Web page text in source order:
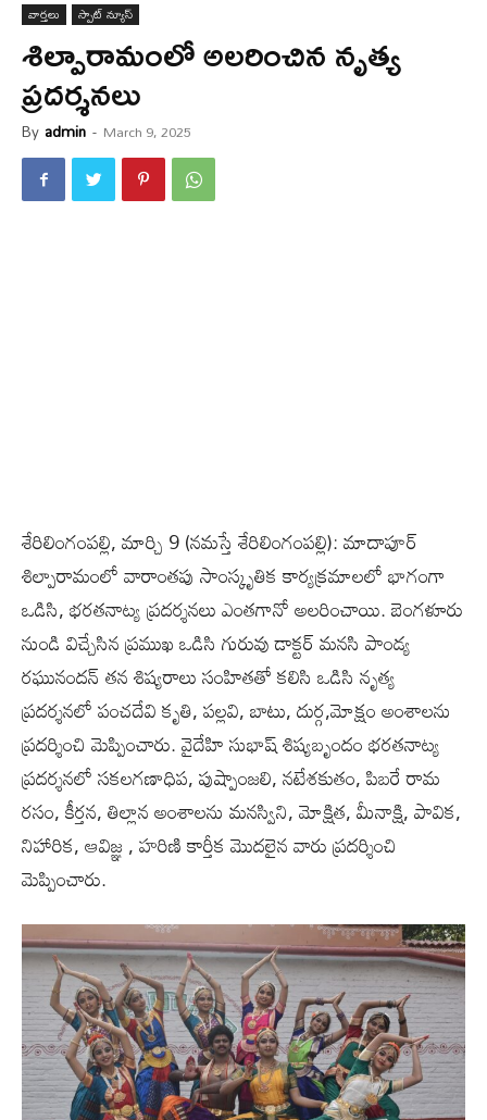
వార్త‌లు స్పాట్ న్యూస్
శిల్పారామంలో అల‌రించిన నృత్య
ప్ర‌ద‌ర్శ‌న‌లు
By admin - March 9, 2025
శేరిలింగంప‌ల్లి, మార్చి 9 (న‌మస్తే శేరిలింగంప‌ల్లి): మాదాపూర్
శిల్పారామంలో వారాంతపు సాంస్కృతిక కార్యక్రమాలలో భాగంగా
ఒడిసి, భరతనాట్య ప్రదర్శనలు ఎంతగానో అలరించాయి. బెంగళూరు
నుండి విచ్చేసిన ప్రముఖ ఒడిసి గురువు డాక్టర్ మనసి పాండ్య
రఘునందన్ తన శిష్యరాలు సంహితతో కలిసి ఒడిసి నృత్య
ప్రదర్శనలో పంచదేవి కృతి, పల్లవి, బాటు, దుర్గ,మోక్షం అంశాలను
ప్రదర్శించి మెప్పించారు. వైదేహి సుభాష్ శిష్యబృందం భరతనాట్య
ప్రదర్శనలో సకలగణాధిప, పుష్పాంజలి, నటేశకుతం, పిబరే రామ
రసం, కీర్తన, తిల్లాన అంశాలను మనస్విని, మోక్షిత, మీనాక్షి, పావిక,
నిహారిక, ఆవిజ్ఞ , హరిణి కార్తీక మొదలైన వారు ప్రదర్శించి
మెప్పించారు.